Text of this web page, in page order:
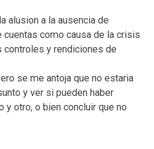
alusion a la ausencia de
como causa de la crisis
controles y rendiciones de
se me antoja que no estaria
y ver si pueden haber
y otro, o bien concluir que no